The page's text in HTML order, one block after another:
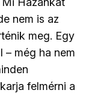
nem is az
meg. Egy
– még ha nem
felmérni a